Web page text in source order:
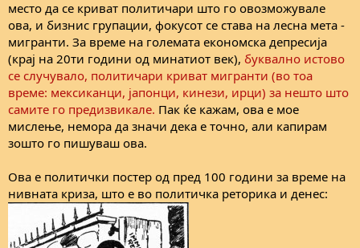
место да се криват политичари што го овозможувале
ова, и бизнис групации, фокусот се става на лесна мета -
мигранти. За време на големата економска депресија
(крај на 20ти години од минатиот век), буквално истово
се случувало, политичари криват мигранти (во тоа
време: мексиканци, јапонци, кинези, ирци) за нешто што
самите го предизвикале. Пак ќе кажам, ова е мое
мислење, немора да значи дека е точно, али капирам
зошто го пишуваш ова.
Ова е политички постер од пред 100 години за време на
нивната криза, што е во политичка реторика и денес: